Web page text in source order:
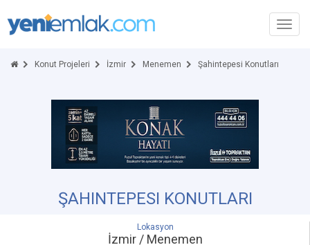
Konut Projeleri İzmir Menemen Şahintepesi Konutları
ŞAHINTEPESI KONUTLARI
Lokasyon
İzmir / Menemen